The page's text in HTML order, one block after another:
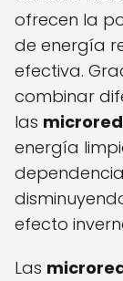
ofrecen la
de energía
efectiva.
combinar
las
energía
efecto
Las